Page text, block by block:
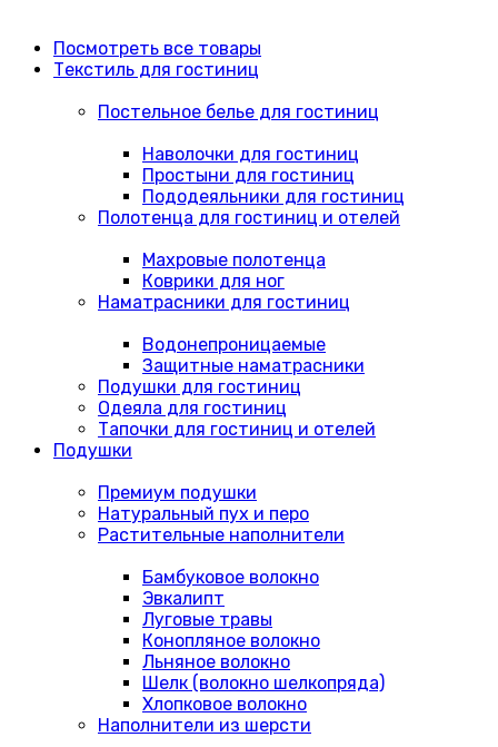
Посмотреть все товары
Текстиль для гостиниц
Постельное белье для гостиниц
Наволочки для гостиниц
Простыни для гостиниц
Пододеяльники для гостиниц
Полотенца для гостиниц и отелей
Махровые полотенца
Коврики для ног
Наматрасники для гостиниц
Водонепроницаемые
Защитные наматрасники
Подушки для гостиниц
Одеяла для гостиниц
Тапочки для гостиниц и отелей
Подушки
Премиум подушки
Натуральный пух и перо
Растительные наполнители
Бамбуковое волокно
Эвкалипт
Луговые травы
Конопляное волокно
Льняное волокно
Шелк (волокно шелкопряда)
Хлопковое волокно
Наполнители из шерсти